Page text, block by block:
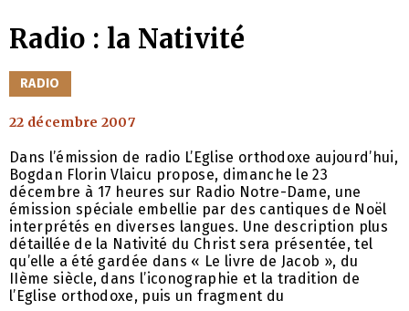
Radio : la Nativité
CATÉGORIES
RADIO
22 décembre 2007
Dans l’émission de radio L’Eglise orthodoxe aujourd’hui,
Bogdan Florin Vlaicu propose, dimanche le 23
décembre à 17 heures sur Radio Notre-Dame, une
émission spéciale embellie par des cantiques de Noël
interprétés en diverses langues. Une description plus
détaillée de la Nativité du Christ sera présentée, tel
qu’elle a été gardée dans « Le livre de Jacob », du
IIème siècle, dans l’iconographie et la tradition de
l’Eglise orthodoxe, puis un fragment du